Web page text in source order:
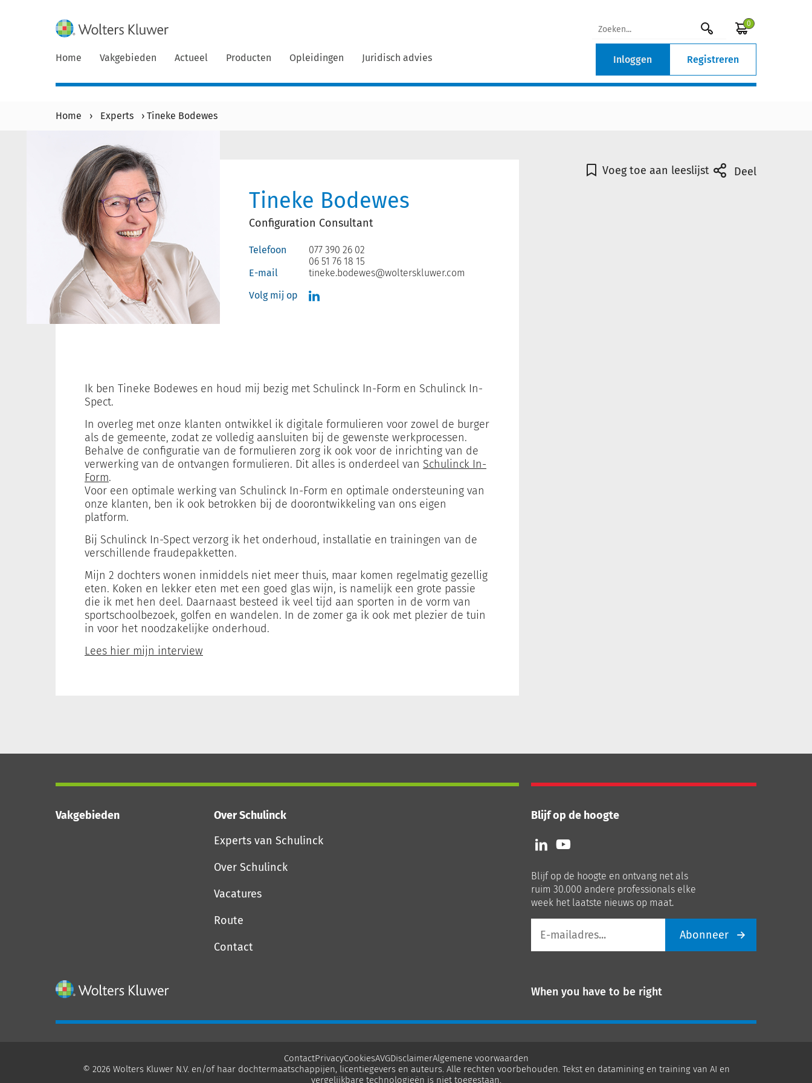
0
Home Vakgebieden Actueel Producten Opleidingen Juridisch advies Inloggen Registreren
Home › Experts › Tineke Bodewes
Tineke Bodewes
Configuration Consultant
Telefoon
077 390 26 02
06 51 76 18 15
E-mail
tineke.bodewes@wolterskluwer.com
Volg mij op
Ik ben Tineke Bodewes en houd mij bezig met Schulinck In-Form en Schulinck In-
Spect.
In overleg met onze klanten ontwikkel ik digitale formulieren voor zowel de burger
als de gemeente, zodat ze volledig aansluiten bij de gewenste werkprocessen.
Behalve de configuratie van de formulieren zorg ik ook voor de inrichting van de
verwerking van de ontvangen formulieren. Dit alles is onderdeel van Schulinck In-
Form.
Voor een optimale werking van Schulinck In-Form en optimale ondersteuning van
onze klanten, ben ik ook betrokken bij de doorontwikkeling van ons eigen
platform.
Bij Schulinck In-Spect verzorg ik het onderhoud, installatie en trainingen van de
verschillende fraudepakketten.
Mijn 2 dochters wonen inmiddels niet meer thuis, maar komen regelmatig gezellig
eten. Koken en lekker eten met een goed glas wijn, is namelijk een grote passie
die ik met hen deel. Daarnaast besteed ik veel tijd aan sporten in de vorm van
sportschoolbezoek, golfen en wandelen. In de zomer ga ik ook met plezier de tuin
in voor het noodzakelijke onderhoud.
Lees hier mijn interview
Voeg toe aan leeslijst Deel
Vakgebieden
Over Schulinck
Experts van Schulinck
Over Schulinck
Vacatures
Route
Contact
Blijf op de hoogte
Volg
ons
LinkedIn
Volg
ons
Youtube
Blijf op de hoogte en ontvang net als
ruim 30.000 andere professionals elke
week het laatste nieuws op maat.
mailadres
Abonneer
When you have to be right
ContactPrivacyCookiesAVGDisclaimerAlgemene voorwaarden
© 2026 Wolters Kluwer N.V. en/of haar dochtermaatschappijen, licentiegevers en auteurs. Alle rechten voorbehouden. Tekst en datamining en training van AI en
vergelijkbare technologieën is niet toegestaan.